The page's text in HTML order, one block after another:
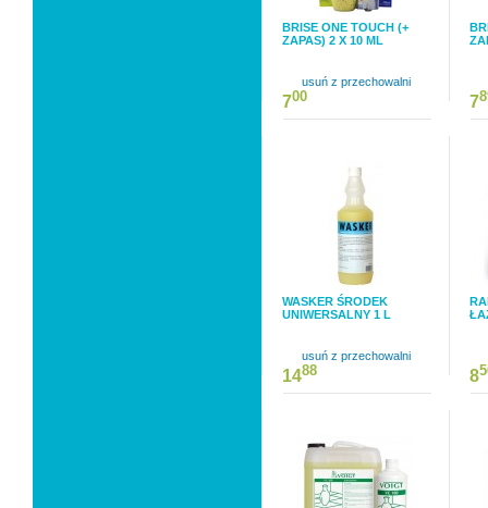
BRISE ONE TOUCH (+
ZAPAS) 2 X 10 ML
usuń z przechowalni
700 7
WASKER ŚRODEK
UNIWERSALNY 1 L
usuń z przechowalni
1488 8